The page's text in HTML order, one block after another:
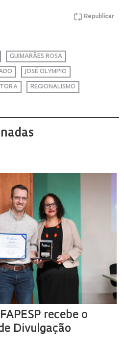
Republicar
GUIMARÃES ROSA
JOSÉ OLYMPIO
REGIONALISMO